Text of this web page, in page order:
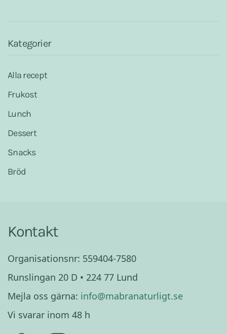
Kategorier
Alla recept
Frukost
Lunch
Dessert
Snacks
Bröd
Kontakt
Organisationsnr: 559404-7580
Runslingan 20 D • 224 77 Lund
Mejla oss gärna: info@mabranaturligt.se
Vi svarar inom 48 h